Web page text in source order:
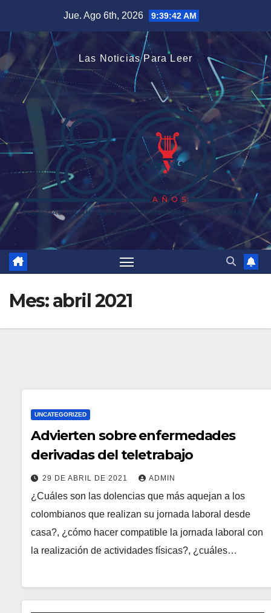
contenido
Jue. Ago 6th, 2026 9:39:42 AM
Las Noticias Para Leer
Mes:abril 2021
UNCATEGORIZED
Advierten sobre enfermedades
derivadas del teletrabajo
29 DE ABRIL DE 2021 ADMIN
¿Cuáles son las dolencias que más aquejan a los
colombianos que realizan su jornada laboral desde
casa?, ¿cómo hacer compatible la jornada laboral con
la realización de actividades físicas?, ¿cuáles…